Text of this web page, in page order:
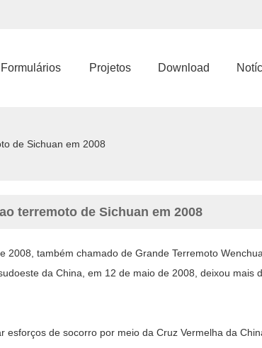
Formulários Projetos Download
de Sichuan em 2008
terremoto de Sichuan em 2008
2008, também chamado de Grande Terremoto
da China, em 12 de maio de 2008, deixou
esforços de socorro por meio da Cruz Vermelha da